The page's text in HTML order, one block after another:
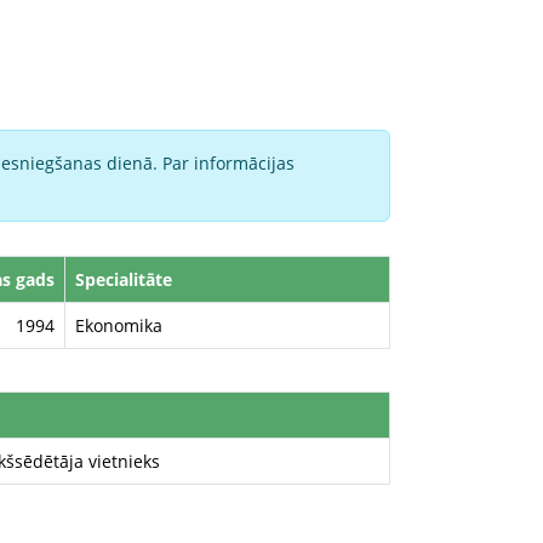
dienā. Par informācijas
gads
Specialitāte
1994
Ekonomika
vietnieks